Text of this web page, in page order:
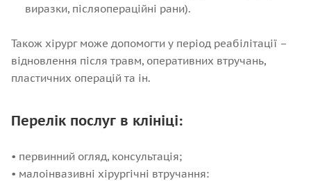
виразки, післяопераційні рани).
Також хірург може допомогти у період реабілітації –
відновлення після травм, оперативних втручань,
пластичних операцій та ін.
Перелік послуг в клініці:
• первинний огляд, консультація;
• малоінвазивні хірургічні втручання: